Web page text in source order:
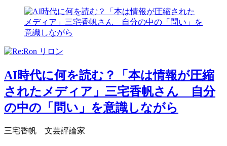
AI時代に何を読む？「本は情報が圧縮
されたメディア」三宅香帆さん 自分
の中の「問い」を意識しながら
三宅香帆 文芸評論家